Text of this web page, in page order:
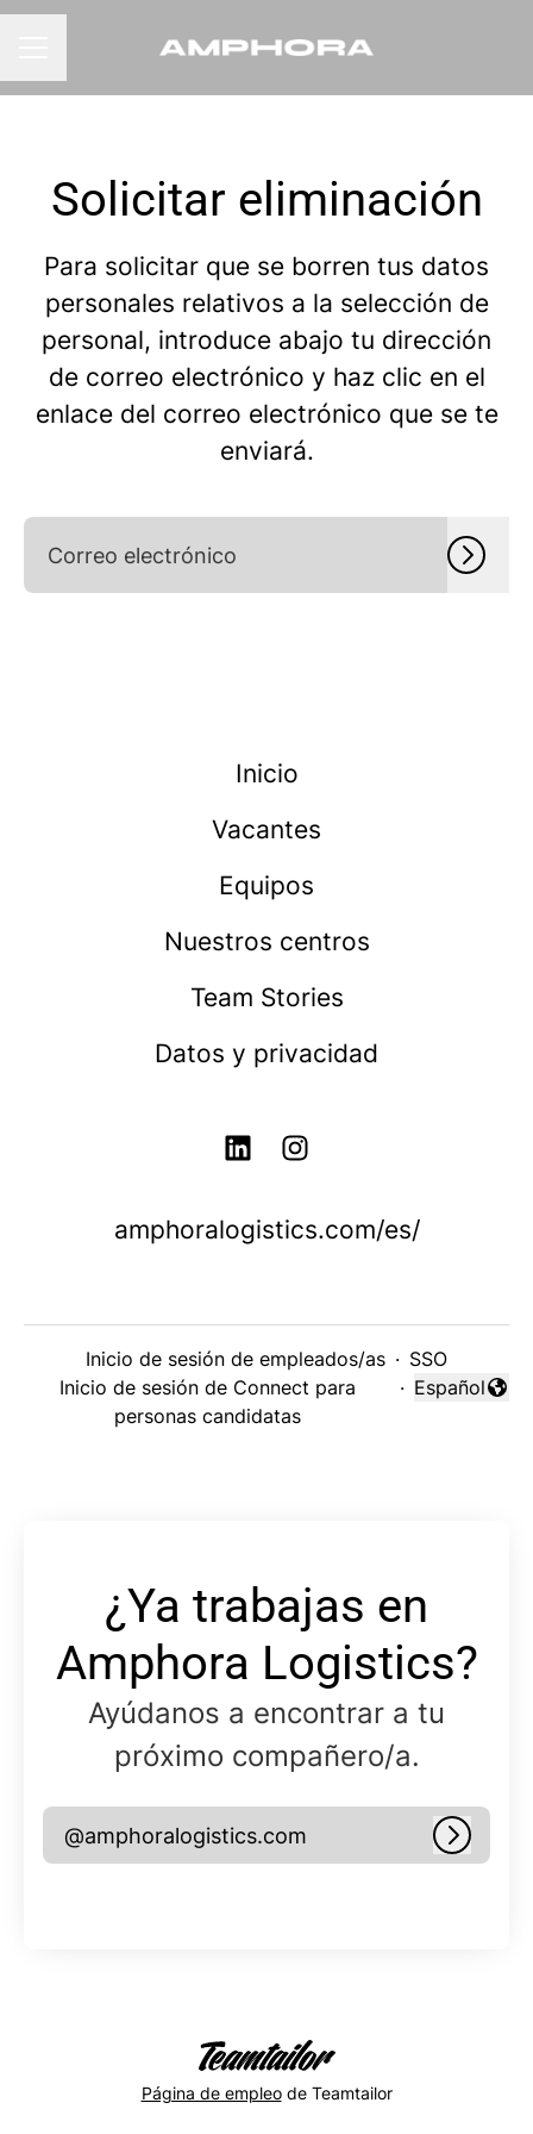
MENÚ DE EMPLEO
Solicitar eliminación
Para solicitar que se borren tus datos
personales relativos a la selección de
personal, introduce abajo tu dirección
de correo electrónico y haz clic en el
enlace del correo electrónico que se te
enviará.
Inicio
Vacantes
Equipos
Nuestros centros
Team Stories
Datos y privacidad
amphoralogistics.com/es/
Inicio de sesión de empleados/as · SSO
Inicio de sesión de Connect para
personas candidatas
·
Cambiar
Español
¿Ya trabajas en
Amphora Logistics?
Ayúdanos a encontrar a tu
próximo compañero/a.
@amphoralogistics.com Iniciar
Página de empleode Teamtailor